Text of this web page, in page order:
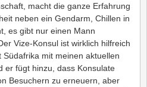
macht die ganze Erfahrung
neben ein Gendarm, Chillen in
es gibt nur einen Mann
Vize-Konsul ist wirklich hilfreich
mit meinen aktuellen
er fügt hinzu, dass Konsulate
Besuchern zu erneuern, aber